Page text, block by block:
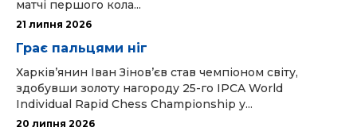
матчі першого кола...
21 липня 2026
Грає пальцями ніг
Харків’янин Іван Зінов’єв став чемпіоном світу,
здобувши золоту нагороду 25-го IPCA World
Individual Rapid Chess Championship у...
20 липня 2026